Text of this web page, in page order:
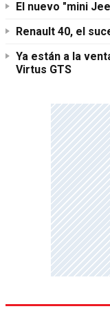
El nuevo "mini
Renault 40, el
Ya están a la
Virtus GTS